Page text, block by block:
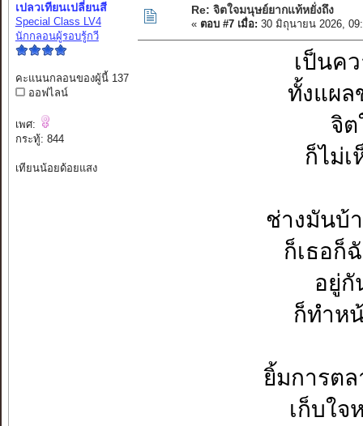
เปลวเทียนเปลี่ยนสี
Special Class LV4
นักกลอนผู้รอบรู้กวี
คะแนนกลอนของผู้นี้ 137
ออฟไลน์
เพศ:
กระทู้: 844
เทียนน้อยด้อยแสง
Re: จิตใจมนุษย์ยากแท้หยั่งถึง
« ตอบ #7 เมื่อ: 30 มิถุนายน 2026,
เป็นค
ทั้งแผล
จิต
ก็ไม่เ
ช่างมันบ้
ก็เธอก็
อยู่กั
ก็ทำห
ยิ้มการตล
เก็บใจ